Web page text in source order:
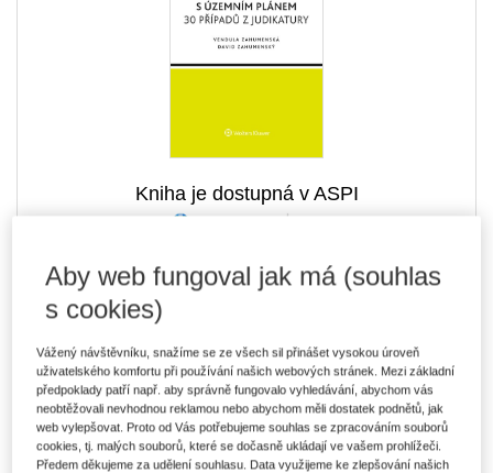
Kniha je dostupná v ASPI
E-kniha Smarteca + soubory ke stažení
V prodeji - ihned k dispozici
Kde najdu soubory e-knih?
Upozorňujeme, že v období od 1.8. do 21.8. z technických
důvodů nemůžeme vystavovat daňové doklady. Budou vám
zaslány dodatečně e-mailem.
Aby web fungoval jak má (souhlas
s cookies)
Vážený návštěvníku, snažíme se ze všech sil přinášet vysokou úroveň
uživatelského komfortu při používání našich webových stránek. Mezi základní
předpoklady patří např. aby správně fungovalo vyhledávání, abychom vás
neobtěžovali nevhodnou reklamou nebo abychom měli dostatek podnětů, jak
web vylepšovat. Proto od Vás potřebujeme souhlas se zpracováním souborů
cookies, tj. malých souborů, které se dočasně ukládají ve vašem prohlížeči.
Předem děkujeme za udělení souhlasu. Data využijeme ke zlepšování našich